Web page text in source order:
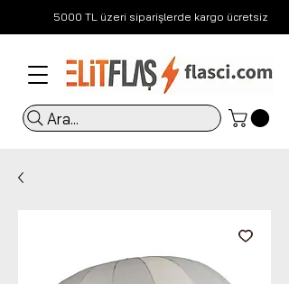
5000 TL üzeri siparişlerde kargo ücretsiz
Ara...